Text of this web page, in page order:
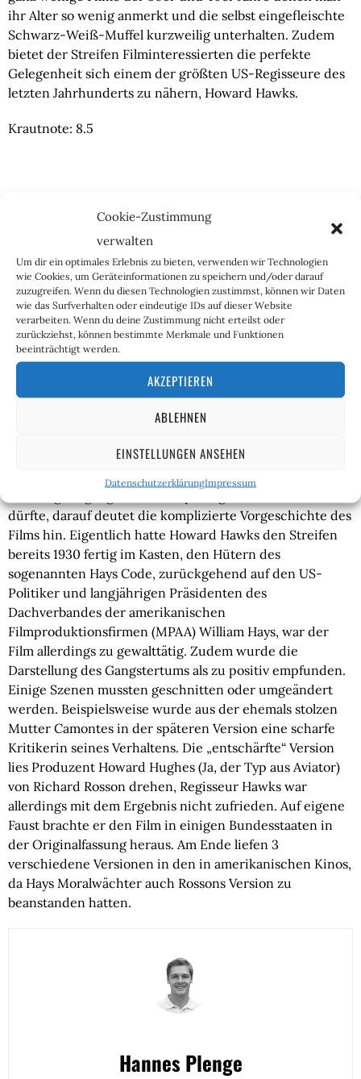
Cookie-Zustimmung
verwalten
Um dir ein optimales Erlebnis zu bieten, verwenden wir Technologien
wie Cookies, um Geräteinformationen zu speichern und/oder darauf
zuzugreifen. Wenn du diesen Technologien zustimmst, können wir Daten
wie das Surfverhalten oder eindeutige IDs auf dieser Website
verarbeiten. Wenn du deine Zustimmung nicht erteilst oder
zurückziehst, können bestimmte Merkmale und Funktionen
beeinträchtigt werden.
AKZEPTIEREN
ABLEHNEN
EINSTELLUNGEN ANSEHEN
DatenschutzerklärungImpressum
ihr Alter so wenig anmerkt und die selbst eingefleischte
Schwarz-Weiß-Muffel kurzweilig unterhalten. Zudem
bietet der Streifen Filminteressierten die perfekte
Gelegenheit sich einem der größten US-Regisseure des
letzten Jahrhunderts zu nähern, Howard Hawks.
Krautnote: 8.5
das ein oder andere Schmunzeln hervorrufen,
wenngleich er den Zuschauer eigentlich zum
Nachdenken über die Zustände der Gesellschaft
verleiten sollte. Wörtlich heißt es:
“Dieser Film ist ein Dokument über Gangster in Amerika und die
Gleichgültigkeit der Regierung gegenüber der Bedrohung unserer
Sicherheit und Freiheit. Jede Begebenheit dieses Films basiert auf
Tatsachen, und der Film fragt unsere Regierung: Was werden Sie
werden SIE dagegen unternehmen?”
Dass derlei wenig subtile Gesellschaftskritik nicht ganz
dürfte, darauf deutet die komplizierte Vorgeschichte des
Films hin. Eigentlich hatte Howard Hawks den Streifen
bereits 1930 fertig im Kasten, den Hütern des
sogenannten Hays Code, zurückgehend auf den US-
Politiker und langjährigen Präsidenten des
Dachverbandes der amerikanischen
Filmproduktionsfirmen (MPAA) William Hays, war der
Film allerdings zu gewalttätig. Zudem wurde die
Darstellung des Gangstertums als zu positiv empfunden.
Einige Szenen mussten geschnitten oder umgeändert
werden. Beispielsweise wurde aus der ehemals stolzen
Mutter Camontes in der späteren Version eine scharfe
Kritikerin seines Verhaltens. Die „entschärfte“ Version
lies Produzent Howard Hughes (Ja, der Typ aus Aviator)
von Richard Rosson drehen, Regisseur Hawks war
allerdings mit dem Ergebnis nicht zufrieden. Auf eigene
Faust brachte er den Film in einigen Bundesstaaten in
der Originalfassung heraus. Am Ende liefen 3
verschiedene Versionen in den in amerikanischen Kinos,
da Hays Moralwächter auch Rossons Version zu
beanstanden hatten.
Hannes Plenge